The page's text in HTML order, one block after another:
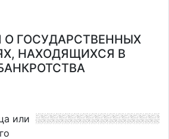
ГОСУДАРСТВЕННЫХ
НАХОДЯЩИХСЯ В
или